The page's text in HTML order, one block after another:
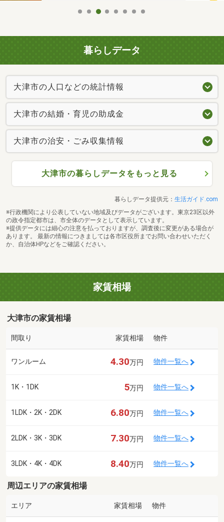
暮らしデータ
大津市の人口などの統計情報
大津市の結婚・育児の助成金
大津市の治安・ごみ収集情報
大津市の暮らしデータをもっと見る
暮らしデータ提供元： 生活ガイド.com
※行政機関により公表していない地域及びデータがございます。東京23区以外
の政令指定都市は、市全体のデータとして表示しています。
※提供データには細心の注意を払っておりますが、調査後に変更がある場合が
あります。 最新の情報につきましては各市区役所までお問い合わせいただく
か、自治体HPなどをご確認ください。
家賃相場
大津市の家賃相場
間取り 家賃相場 物件
ワンルーム 4.30万円 物件一覧へ
1K・1DK 5万円 物件一覧へ
1LDK・2K・2DK 6.80万円 物件一覧へ
2LDK・3K・3DK 7.30万円 物件一覧へ
3LDK・4K・4DK 8.40万円 物件一覧へ
周辺エリアの家賃相場
エリア 家賃相場 物件